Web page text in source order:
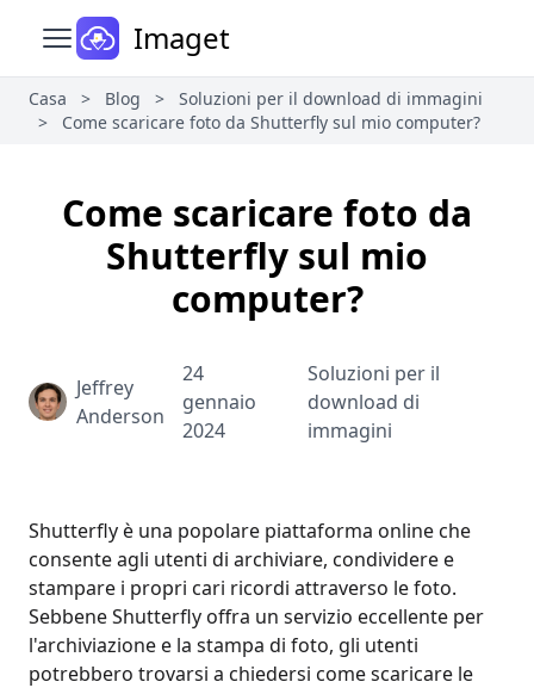
Apri il menu principale
Imaget
Casa > Blog >
Soluzioni per il download di immagini
>
Come scaricare foto da Shutterfly sul mio computer?
Come scaricare foto da
Shutterfly sul mio
computer?
Jeffrey
Anderson
24
gennaio
2024
Soluzioni per il
download di
immagini
Shutterfly è una popolare piattaforma online che
consente agli utenti di archiviare, condividere e
stampare i propri cari ricordi attraverso le foto.
Sebbene Shutterfly offra un servizio eccellente per
l'archiviazione e la stampa di foto, gli utenti
potrebbero trovarsi a chiedersi come scaricare le